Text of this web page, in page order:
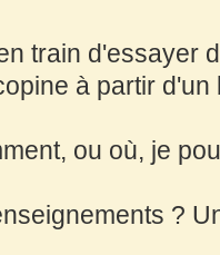
train d'essayer
à partir
ou où, je
?